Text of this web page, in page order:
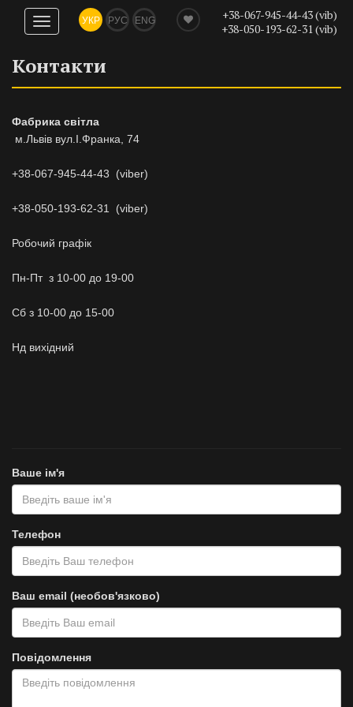
Показати
навігацію
УКР РУС ENG
+38-067-945-44-43 (vib)
+38-050-193-62-31 (vib)
Контакти
Фабрика світла
м.Львів вул.І.Франка, 74
+38-067-945-44-43 (viber)
+38-050-193-62-31 (viber)
Робочий графік
Пн-Пт з 10-00 до 19-00
Сб з 10-00 до 15-00
Нд вихідний
Ваше ім'я
Телефон
Ваш email (необов'язково)
Повідомлення